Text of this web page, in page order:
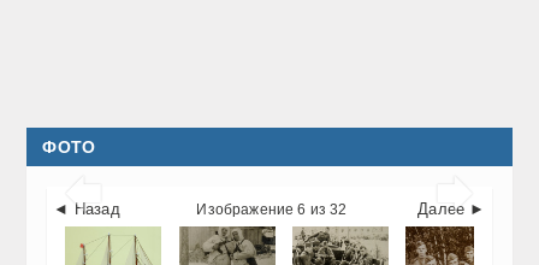
ФОТО
 
◄ Назад Далее ►
Изображение 6 из 32